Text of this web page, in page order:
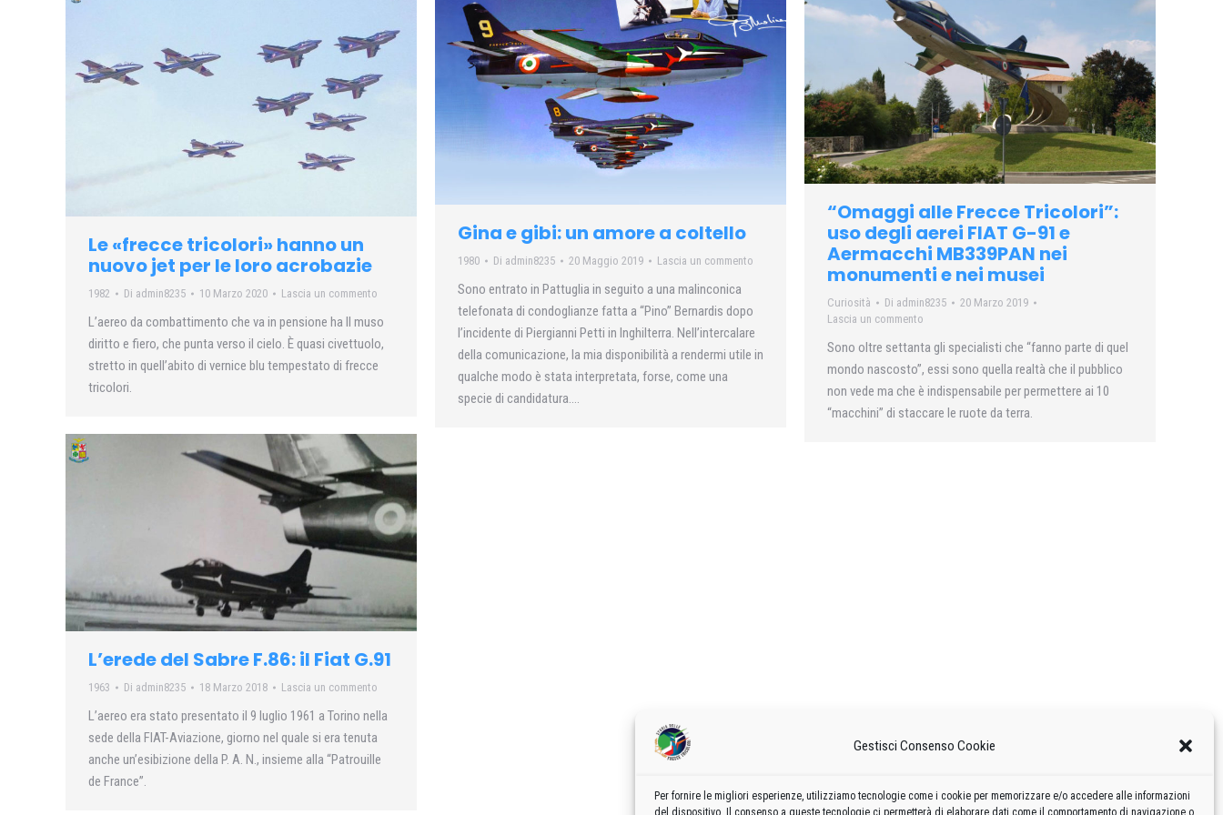
Gestisci Consenso Cookie
Per fornire le migliori esperienze, utilizziamo tecnologie come i cookie per memorizzare e/o accedere alle informazioni
del dispositivo. Il consenso a queste tecnologie ci permetterà di elaborare dati come il comportamento di navigazione o
Le «frecce tricolori» hanno un
nuovo jet per le loro acrobazie
1982 Di admin8235 10 Marzo 2020 Lascia un commento
L’aereo da combattimento che va in pensione ha Il muso
diritto e fiero, che punta verso il cielo. È quasi civettuolo,
stretto in quell’abito di vernice blu tempestato di frecce
tricolori.
Gina e gibi: un amore a coltello
1980 Di admin8235 20 Maggio 2019 Lascia un commento
Sono entrato in Pattuglia in seguito a una malinconica
telefonata di condoglianze fatta a “Pino” Bernardis dopo
l’incidente di Piergianni Petti in Inghilterra. Nell’intercalare
della comunicazione, la mia disponibilità a rendermi utile in
qualche modo è stata interpretata, forse, come una
specie di candidatura….
“Omaggi alle Frecce Tricolori”:
uso degli aerei FIAT G-91 e
Aermacchi MB339PAN nei
monumenti e nei musei
Curiosità Di admin8235
20 Marzo 2019
Lascia un commento
Sono oltre settanta gli specialisti che “fanno parte di quel
mondo nascosto”, essi sono quella realtà che il pubblico
non vede ma che è indispensabile per permettere ai 10
“macchini” di staccare le ruote da terra.
L’erede del Sabre F.86: il Fiat G.91
1963 Di admin8235 18 Marzo 2018 Lascia un commento
L’aereo era stato presentato il 9 luglio 1961 a Torino nella
sede della FIAT-Aviazione, giorno nel quale si era tenuta
anche un’esibizione della P. A. N., insieme alla “Patrouille
de France”.